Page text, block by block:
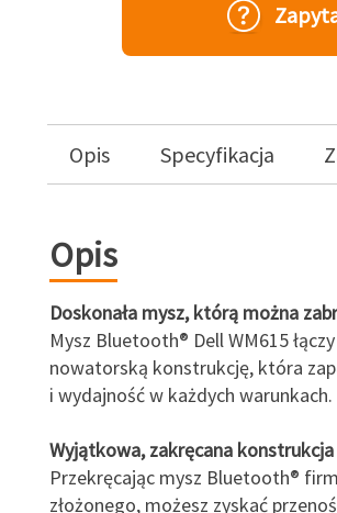
Opis Specyfikacja
Opis
Doskonała mysz, którą można
Mysz Bluetooth® Dell WM615
nowatorską konstrukcję, która
i wydajność w każdych warunkach.
Wyjątkowa, zakręcana
Przekręcając mysz Bluetooth®
złożonego, możesz zyskać